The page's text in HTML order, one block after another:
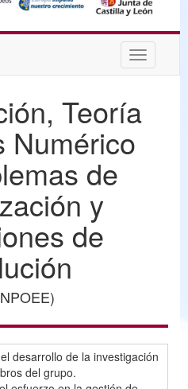
Desplegar
Teoría
Numérico
de
y
de
desarrollo de la investigación
del grupo.